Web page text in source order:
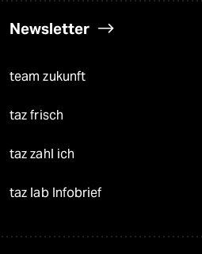
Newsletter
team zukunft
taz frisch
taz zahl ich
taz lab Infobrief